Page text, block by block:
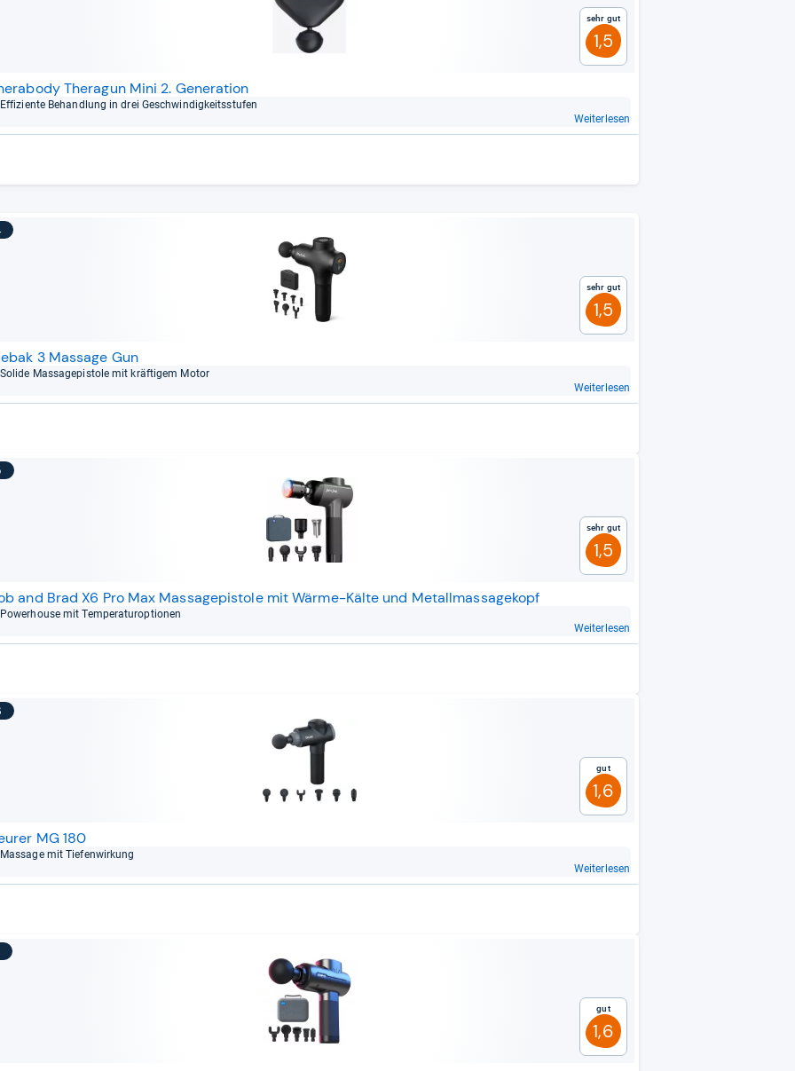
Sehr gut
1,5
Theragun Mini 2. Generation
Effi­zi­ente Behand­lung in drei Geschwin­dig­keits­stu­fen
Weiterlesen
Sehr gut
1,5
3 Massage Gun
Solide Mas­sa­ge­pis­tole mit kräf­ti­gem Motor
Weiterlesen
Sehr gut
1,5
and Brad X6 Pro Max Massagepistole mit Wärme-Kälte und Metallmassagekopf
Power­house mit Tem­pe­ra­tu­r­op­tio­nen
Weiterlesen
Gut
1,6
MG 180
Mas­sage mit Tie­fen­wir­kung
Weiterlesen
Gut
1,6